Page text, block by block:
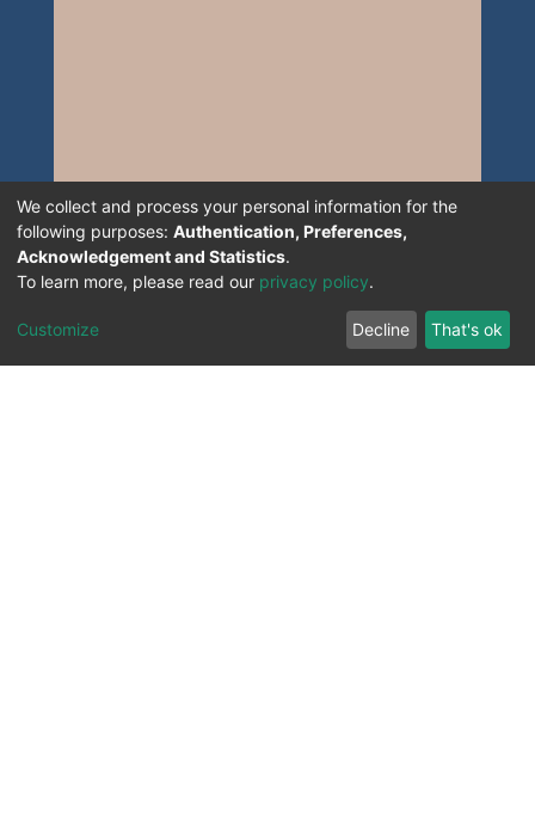
We collect and process your personal information for the
following purposes: Authentication, Preferences,
Acknowledgement and Statistics.
To learn more, please read our privacy policy.
Customize Decline That's ok